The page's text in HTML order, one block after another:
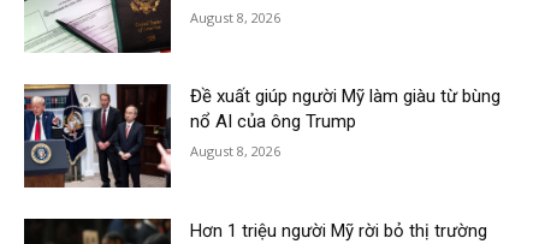
August 8, 2026
Đề xuất giúp người Mỹ làm giàu từ bùng
nổ AI của ông Trump
August 8, 2026
Hơn 1 triệu người Mỹ rời bỏ thị trường